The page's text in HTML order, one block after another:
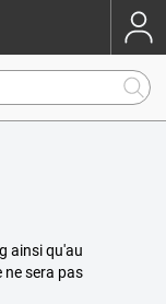
ainsi qu'au
ne sera pas